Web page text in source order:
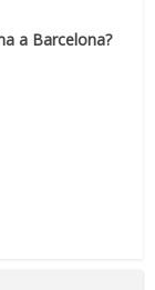
a Barcelona?